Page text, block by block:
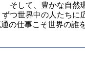
そして、豊かな自然
ずつ世界中の人たちに
の仕事こそ世界の誰